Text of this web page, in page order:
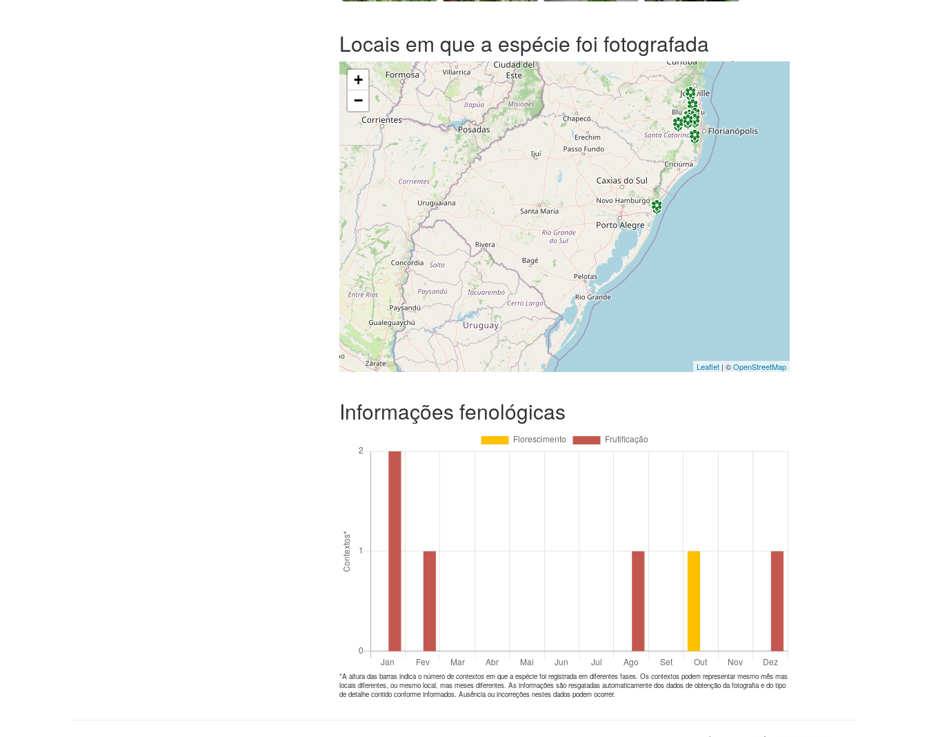
Locais em que a espécie foi fotografada
+
−
Leaflet| ©OpenStreetMap
Informações fenológicas
*A altura das barras indica o número de contextos em que a espécie foi registrada em diferentes fases. Os contextos podem representar mesmo mês mas
locais diferentes, ou mesmo local, mas meses diferentes. As informações são resgatadas automaticamente dos dados de obtenção da fotografia e do tipo
de detalhe contido conforme informados. Ausência ou incorreções nestes dados podem ocorrer.